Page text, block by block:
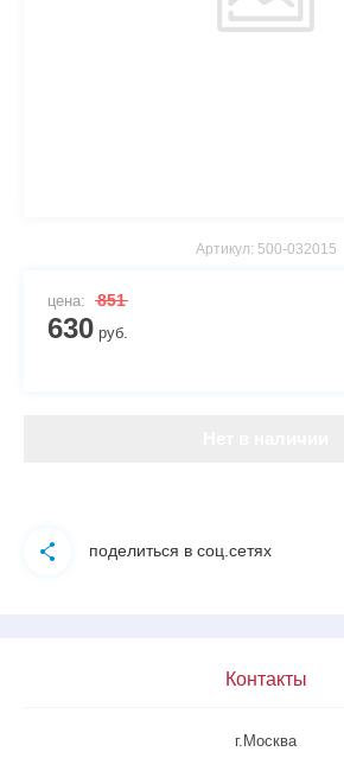
Артикул: 500-032015
цена: 851
630 руб.
поделиться в соц.сетях
Контакты
г.Москва